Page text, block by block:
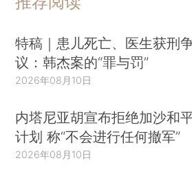
特稿｜患儿死亡、医生获刑
议：韩杰案的“罪与罚”
2026年08月10日
内塔尼亚胡宣布拒绝加沙和
计划 称“不会进行任何撤军”
2026年08月10日